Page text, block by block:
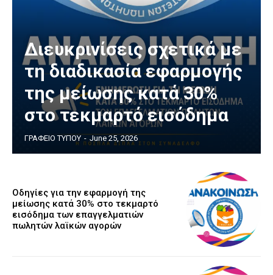
Διευκρινίσεις σχετικά με
τη διαδικασία εφαρμογής
της μείωσης κατά 30%
στο τεκμαρτό εισόδημα
ΓΡΑΦΕΙΟ ΤΥΠΟΥ - June 25, 2026
Οδηγίες για την εφαρμογή της
μείωσης κατά 30% στο τεκμαρτό
εισόδημα των επαγγελματιών
πωλητών λαϊκών αγορών